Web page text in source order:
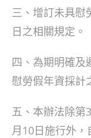
三、增訂未具慰
日之相關規定。
四、為期明確及
慰勞假年資採計
五、本辦法除第
月10日施行外，